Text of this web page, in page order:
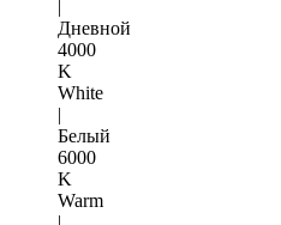
|
Дневной
4000
K
White
|
Белый
6000
K
Warm